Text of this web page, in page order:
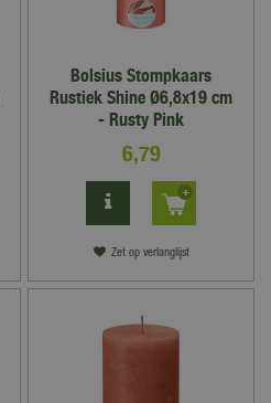
Bolsius Stompkaars
Rustiek Shine Ø6,8x19 cm
- Rusty Pink
6,79
Zet op verlanglijst